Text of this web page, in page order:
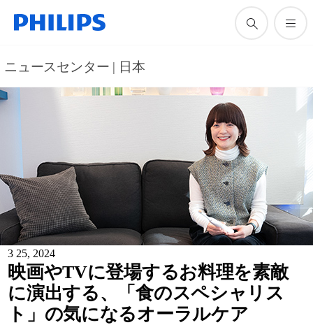
ニュースセンター | 日本
3 25, 2024
映画やTVに登場するお料理を素敵
に演出する、「食のスペシャリス
ト」の気になるオーラルケア